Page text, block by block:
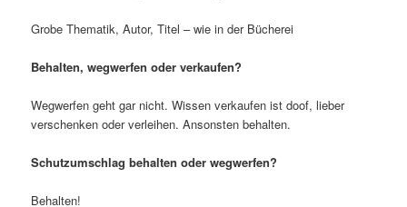
Grobe Thematik, Autor, Titel – wie in der Bücherei
Behalten, wegwerfen oder verkaufen?
Wegwerfen geht gar nicht. Wissen verkaufen ist doof, lieber
verschenken oder verleihen. Ansonsten behalten.
Schutzumschlag behalten oder wegwerfen?
Behalten!